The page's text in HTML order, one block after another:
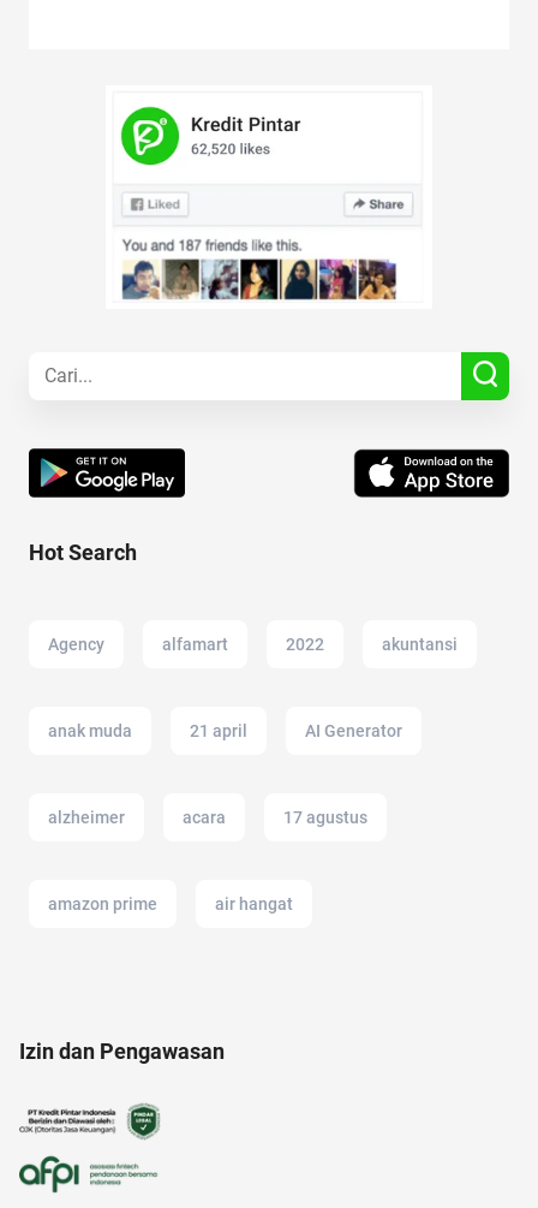
Hot Search
Agency alfamart 2022 akuntansi
anak muda 21 april AI Generator
alzheimer acara 17 agustus
amazon prime air hangat
air anak susah makan
Izin dan Pengawasan